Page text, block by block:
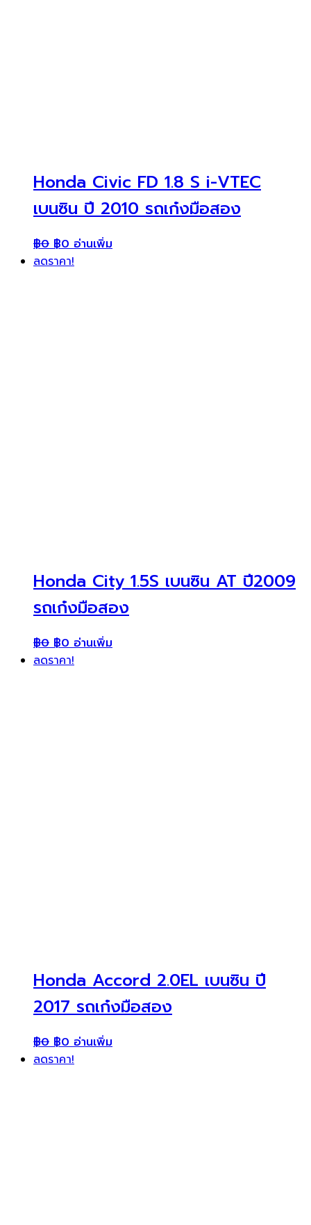
Honda Civic FD 1.8 S i-VTEC
เบนซิน ปี 2010 รถเก๋งมือสอง
฿0 ฿0 อ่านเพิ่ม
ลดราคา!
Honda City 1.5S เบนซิน AT ปี2009
รถเก๋งมือสอง
฿0 ฿0 อ่านเพิ่ม
ลดราคา!
Honda Accord 2.0EL เบนซิน ปี
2017 รถเก๋งมือสอง
฿0 ฿0 อ่านเพิ่ม
ลดราคา!